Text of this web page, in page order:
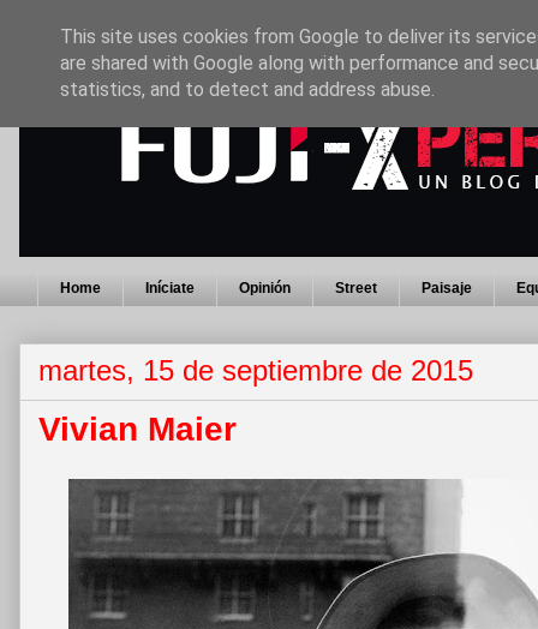
Home Iníciate Opinión Street Paisaje
martes, 15 de septiembre de 2015
Vivian Maier
This site uses cookies from Google to deliver its
are shared with Google along with performance and
statistics, and to detect and address abuse.